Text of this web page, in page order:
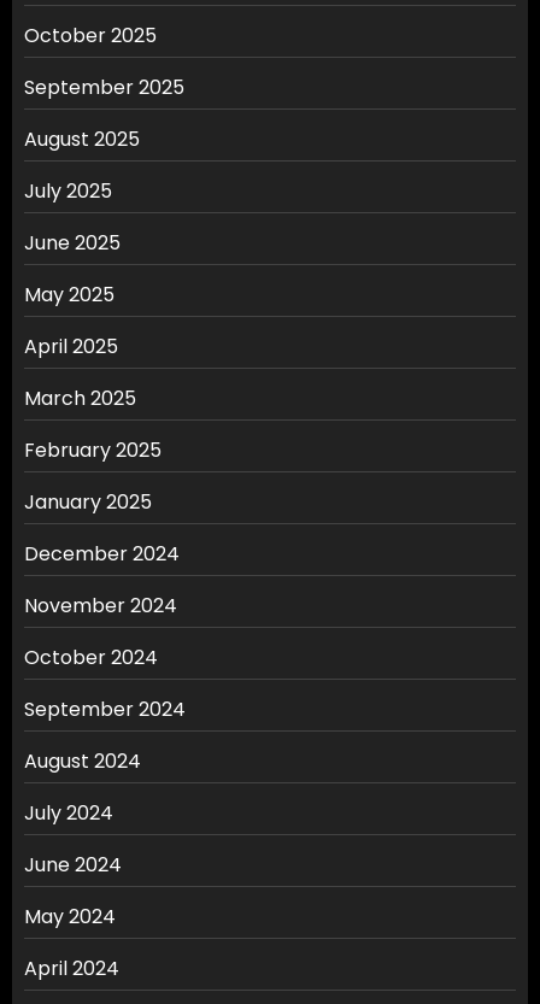
October 2025
September 2025
August 2025
July 2025
June 2025
May 2025
April 2025
March 2025
February 2025
January 2025
December 2024
November 2024
October 2024
September 2024
August 2024
July 2024
June 2024
May 2024
April 2024